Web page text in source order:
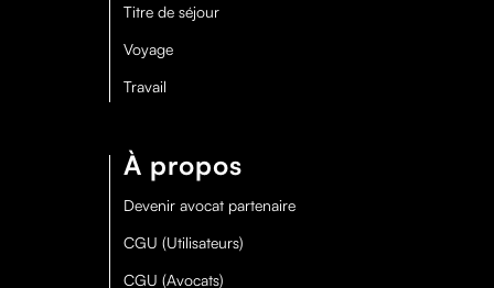
Titre de séjour
Voyage
Travail
À propos
Devenir avocat partenaire
CGU (Utilisateurs)
CGU (Avocats)